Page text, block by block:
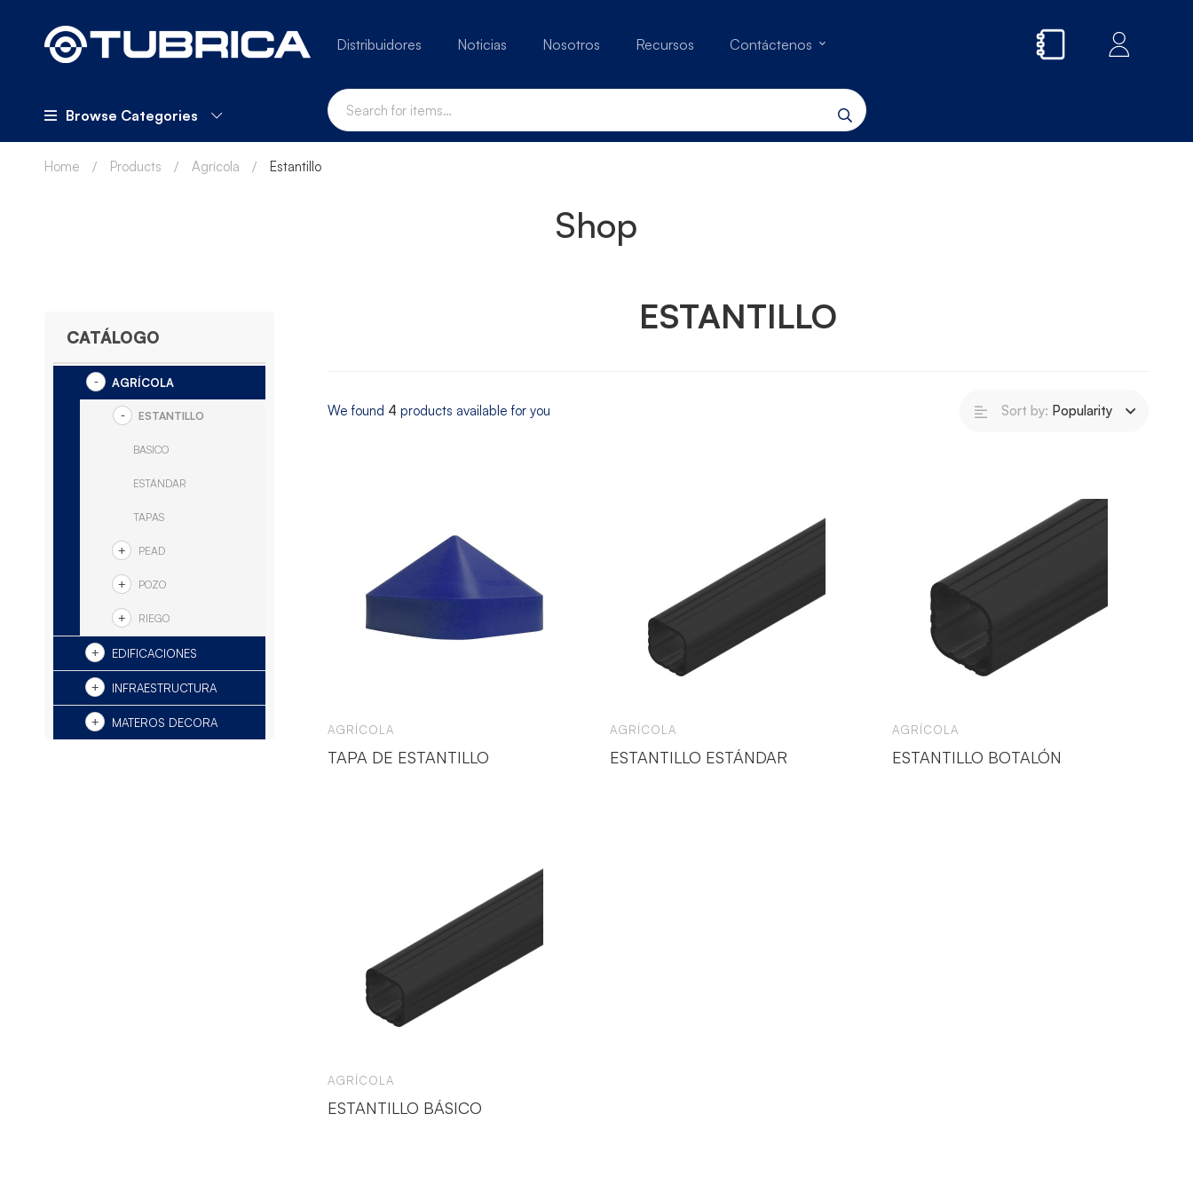
Distribuidores Noticias Nosotros Recursos Contáctenos
Browse Categories
Shop
Home Products Agrícola Estantillo
CATÁLOGO
AGRÍCOLA
ESTANTILLO
BASICO
ESTÁNDAR
TAPAS
PEAD
POZO
RIEGO
EDIFICACIONES
INFRAESTRUCTURA
MATEROS DECORA
ESTANTILLO
We found 4 products available for you Sort by: Popularity
AGRÍCOLA
TAPA DE ESTANTILLO
AGRÍCOLA
ESTANTILLO ESTÁNDAR
AGRÍCOLA
ESTANTILLO BOTALÓN
AGRÍCOLA
ESTANTILLO BÁSICO